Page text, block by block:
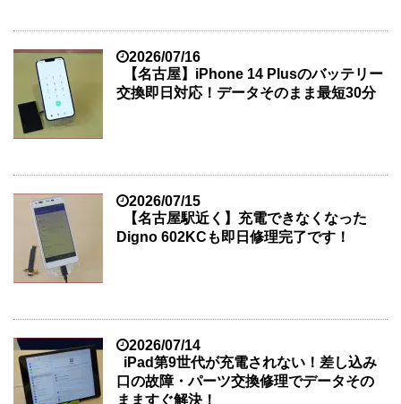
2026/07/16
【名古屋】iPhone 14 Plusのバッテリー
交換即日対応！データそのまま最短30分
2026/07/15
【名古屋駅近く】充電できなくなった
Digno 602KCも即日修理完了です！
2026/07/14
iPad第9世代が充電されない！差し込み
口の故障・パーツ交換修理でデータその
まますぐ解決！